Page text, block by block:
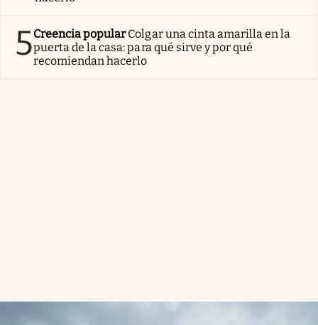
5Creencia popularColgar una cinta amarilla en la
puerta de la casa: para qué sirve y por qué
recomiendan hacerlo